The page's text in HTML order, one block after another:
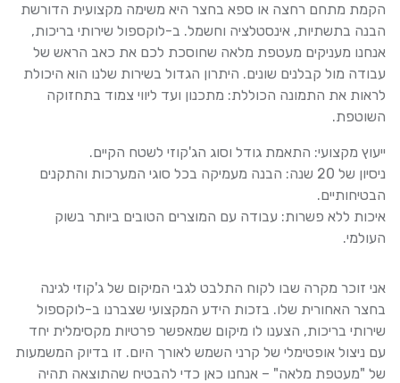
הקמת מתחם רחצה או ספא בחצר היא משימה מקצועית הדורשת
הבנה בתשתיות, אינסטלציה וחשמל. ב-לוקספול שירותי בריכות,
אנחנו מעניקים מעטפת מלאה שחוסכת לכם את כאב הראש של
עבודה מול קבלנים שונים. היתרון הגדול בשירות שלנו הוא היכולת
לראות את התמונה הכוללת: מתכנון ועד ליווי צמוד בתחזוקה
השוטפת.
ייעוץ מקצועי: התאמת גודל וסוג הג'קוזי לשטח הקיים.
ניסיון של 20 שנה: הבנה מעמיקה בכל סוגי המערכות והתקנים
הבטיחותיים.
איכות ללא פשרות: עבודה עם המוצרים הטובים ביותר בשוק
העולמי.
אני זוכר מקרה שבו לקוח התלבט לגבי המיקום של ג'קוזי לגינה
בחצר האחורית שלו. בזכות הידע המקצועי שצברנו ב-לוקספול
שירותי בריכות, הצענו לו מיקום שמאפשר פרטיות מקסימלית יחד
עם ניצול אופטימלי של קרני השמש לאורך היום. זו בדיוק המשמעות
של "מעטפת מלאה" – אנחנו כאן כדי להבטיח שהתוצאה תהיה